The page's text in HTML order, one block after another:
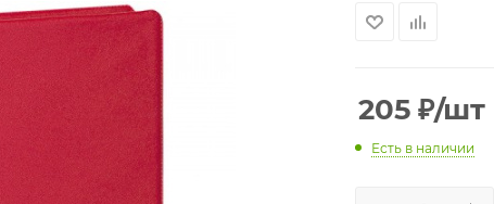
205 ₽/шт
Есть в наличии